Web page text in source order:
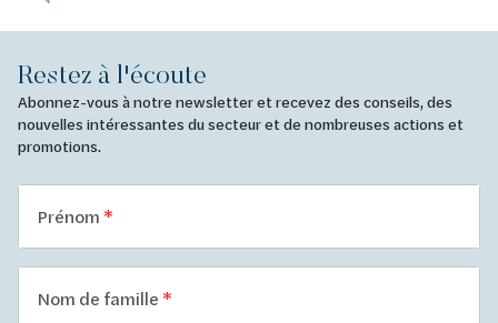
Restez à l'écoute
Abonnez-vous à notre newsletter et recevez des conseils, des
nouvelles intéressantes du secteur et de nombreuses actions et
promotions.
Prénom
Nom de famille